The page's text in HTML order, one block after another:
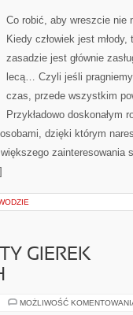
Co robić, aby wreszcie nie
Kiedy człowiek jest
zasadzie jest głównie
lecą… Czyli jeśli
czas, przede wszystkim
Przykładowo doskonałym
dzięki którym
zainteresowania
GIEREK
MOŻLIWOŚĆ